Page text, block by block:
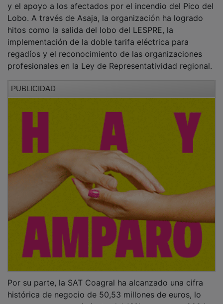
y el apoyo a los afectados por el incendio del Pico del
Lobo. A través de Asaja, la organización ha logrado
hitos como la salida del lobo del LESPRE, la
implementación de la doble tarifa eléctrica para
regadíos y el reconocimiento de las organizaciones
profesionales en la Ley de Representatividad regional.
PUBLICIDAD
Por su parte, la SAT Coagral ha alcanzado una cifra
histórica de negocio de 50,53 millones de euros, lo